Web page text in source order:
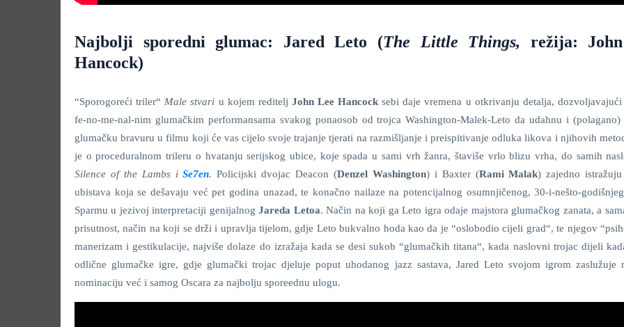
Najbolji sporedni glumac: Jared Leto (The Little Things, režija:
Hancock)
“Sporogoreći triler“ Male stvari u kojem reditelj John Lee Hancock sebi daje vremena u otkrivanju detalja,
fe-no-me-nal-nim glumačkim performansama svakog ponaosob od trojca Washington-Malek-Leto da udahnu i (polagano)
glumačku bravuru u filmu koji će vas cijelo svoje trajanje tjerati na razmišljanje i preispitivanje odluka likova i njihovih
je o proceduralnom trileru o hvatanju serijskog ubice, koje spada u sami vrh žanra, štaviše vrlo blizu vrha, do samih
Silence of the Lambs iSe7en.Policijski dvojac Deacon (Denzel Washington) i Baxter (Rami Malak) zajedno istražuju
ubistava koja se dešavaju već pet godina unazad, te konačno nailaze na potencijalnog osumnjičenog, 30-i-nešto-
Sparmu u jezivoj interpretaciji genijalnogJareda Letoa. Način na koji ga Leto igra odaje majstora glumačkog zanata, a
prisutnost, način na koji se drži i upravlja tijelom, gdje Leto bukvalno hoda kao da je “oslobodio cijeli grad“, te njegov
manerizam i gestikulacije, najviše dolaze do izražaja kada se desi sukob “glumačkih titana“, kada naslovni trojac dijeli
odlične glumačke igre, gdje glumački trojac djeluje poput uhodanog jazz sastava, Jared Leto svojom igrom zaslužuje
nominaciju već i samog Oscara za najbolju sporeednu ulogu.